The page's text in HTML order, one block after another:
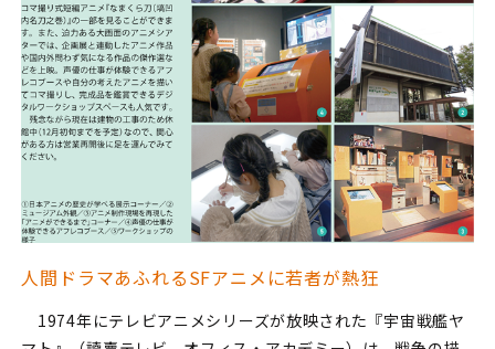
人間ドラマあふれるSFアニメに若者が熱狂
1974年にテレビアニメシリーズが放映された『宇宙戦艦ヤ